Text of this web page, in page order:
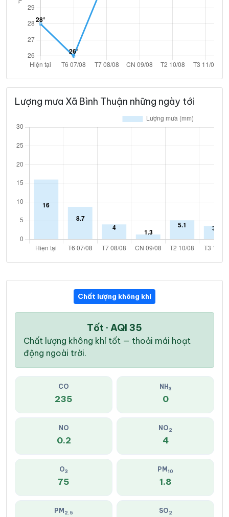
Lượng mưa Xã Bình Thuận những ngày tới
Chất lượng không khí
Tốt · AQI 35
Chất lượng không khí tốt — thoải mái hoạt
động ngoài trời.
CO
235
NH 3
0
NO
0.2
NO2
4
O3
75
PM 10
1.8
PM 2.5 SO2